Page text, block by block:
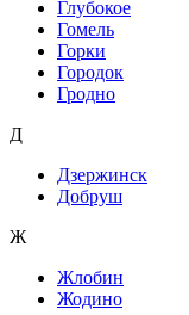
Глубокое
Гомель
Горки
Городок
Гродно
Д
Дзержинск
Добруш
Ж
Жлобин
Жодино